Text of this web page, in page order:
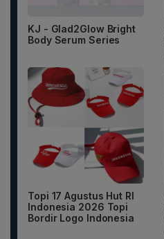
KJ - Glad2Glow Bright
Body Serum Series
Topi 17 Agustus Hut RI
Indonesia 2026 Topi
Bordir Logo Indonesia